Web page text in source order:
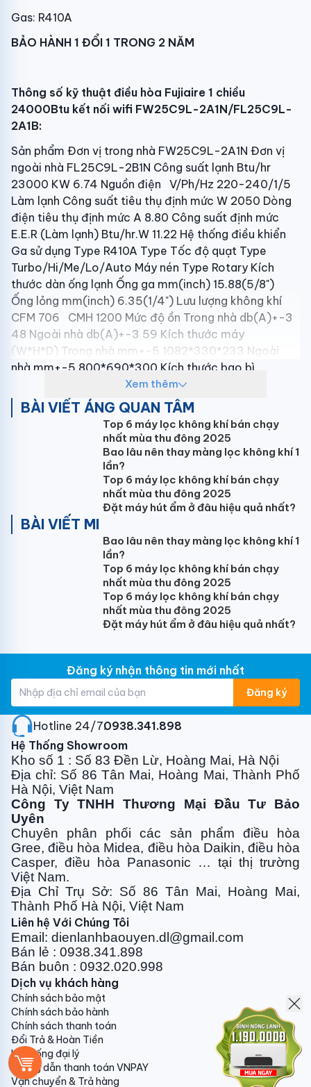
Gas: R410A
BẢO HÀNH 1 ĐỔI 1 TRONG 2 NĂM
Thông số kỹ thuật điều hòa Fujiaire 1 chiều
24000Btu kết nối wifi FW25C9L-2A1N/FL25C9L-
2A1B:
Sản phẩm Đơn vị trong nhà FW25C9L-2A1N Đơn vị
ngoài nhà FL25C9L-2B1N Công suất lạnh Btu/hr
23000 KW 6.74 Nguồn điện V/Ph/Hz 220-240/1/5
Làm lạnh Công suất tiêu thụ định mức W 2050 Dòng
điện tiêu thụ định mức A 8.80 Công suất định mức
E.E.R (Làm lạnh) Btu/hr.W 11.22 Hệ thống điều khiển
Ga sử dụng Type R410A Type Tốc độ quạt Type
Turbo/Hi/Me/Lo/Auto Máy nén Type Rotary Kích
thước dàn ống lạnh Ống ga mm(inch) 15.88(5/8")
Ống lỏng mm(inch) 6.35(1/4") Lưu lượng không khí
CFM 706 CMH 1200 Mức độ ồn Trong nhà db(A)+-3
48 Ngoài nhà db(A)+-3 59 Kích thước máy
(W*H*D) Trong nhà mm+-5 1082*330*233 Ngoài
nhà mm+-5 800*690*300 Kích thước bao bì
(W*H*D) Trong nhà mm+-5 1155*397*312 Ngoài nhà
mm+-5 935*760*415 Khối lượng tịnh Trong nhà
kg+-0.5 14 Ngoài nhà kg+-0.5 46 Khối lượng bao bì
Trong nhà kg+-0.5 17 Ngoài nhà kg+-0.5 51
Tính năng nổi bật của điều hòa Fujiaire 1 chiều
24000Btu kết nối wifi FW25C9L-2A1N/FL25C9L-
1, Điều hòa thông minh hỗ trợ kết nối Wifi
2, Cảm biến cơ thể người dùng
3, Vận hành êm ái với độ ồn tối thiểu.
4, Chống khô với màng lọc ion có lợi cho sức khỏe.
5, Màn hình led hiển thị.
7, Tự động khởi động lại với dòng điện thấp nhất
8, Xoay đến các góc xa nhất.
9, Chế độ chờ 0,5W.
10, Chống lại ăn mòn giúp bảo vệ thiết bị tốt nhất.
1. Nhân công lắp đặt : (Miễn phí vận chuyển lắp đặt
tại nội thành Hà Nội - trừ máy tủ, áp, ầm trần).
- Đối với máy công suất 9000btu, 12000btu:
200.000vnđ
- Đối với máy công suất 18000btu, 24000btu:
300.000vnđ
- Đối với máy tủ/cassette/áp trần : 700.000vnđ
2. Ống đồng + bảo ôn
- Đối với máy công suất 9000btu, 12000btu ( ống
dày 6.1): 150.000vnđ/m
- Đối với máy công suất 18000btu: 170.000vnđ/m
- Đối với máy công suất 24000btu: 210.000vnđ/m
- Đối với máy cassette, tủ từ 30000- 50000btu :
Xem thêm
BÀI VIẾT ÁNG QUAN TÂM
Top 6 máy lọc không khí bán chạy
nhất mùa thu đông 2025
Bao lâu nên thay màng lọc không khí 1
lần?
Top 6 máy lọc không khí bán chạy
nhất mùa thu đông 2025
Đặt máy hút ẩm ở đâu hiệu quả nhất?
BÀI VIẾT MI
Bao lâu nên thay màng lọc không khí 1
lần?
Top 6 máy lọc không khí bán chạy
nhất mùa thu đông 2025
Top 6 máy lọc không khí bán chạy
nhất mùa thu đông 2025
Đặt máy hút ẩm ở đâu hiệu quả nhất?
Đăng ký nhận thông tin mới nhất
Đăng ký
Hotline 24/7:0938.341.898
Hệ Thống Showroom
Kho số 1 : Số 83 Đền Lừ, Hoàng Mai, Hà Nội
Địa chỉ: Số 86 Tân Mai, Hoàng Mai, Thành Phố
Hà Nội, Việt Nam
Công Ty TNHH Thương Mại Đầu Tư Bảo
Uyên
Chuyên phân phối các sản phẩm điều hòa
Gree, điều hòa Midea, điều hòa Daikin, điều hòa
Casper, điều hòa Panasonic … tại thị trường
Việt Nam.
Địa Chỉ Trụ Sở: Số 86 Tân Mai, Hoàng Mai,
Thành Phố Hà Nội, Việt Nam
Liên hệ Với Chúng Tôi
Email: dienlanhbaouyen.dl@gmail.com
Bán lẻ : 0938.341.898
Bán buôn : 0932.020.998
Dịch vụ khách hàng
Chính sách bảo mật
Chính sách bảo hành
Chính sách thanh toán
Đổi Trả & Hoàn Tiền
Hệ thống đại lý
Hướng dẫn thanh toán VNPAY
Vận chuyển & Trả hàng